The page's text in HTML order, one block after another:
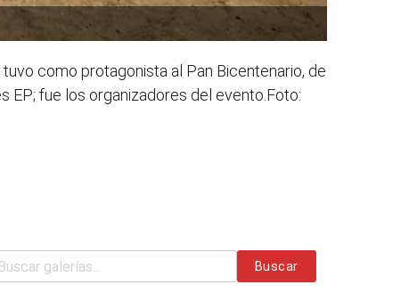
como protagonista al Pan Bicentenario, de
EP; fue los organizadores del evento.Foto:
Buscar